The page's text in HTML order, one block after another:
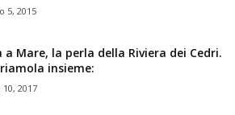
5, 2015
a Mare, la perla della Riviera dei Cedri.
insieme:
2017